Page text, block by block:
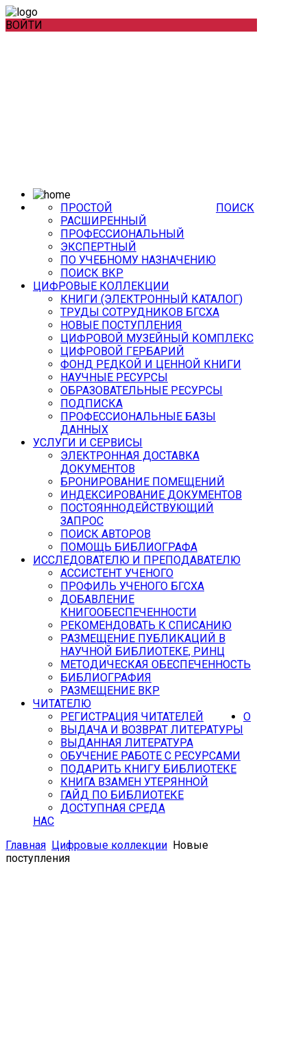
ВОЙТИ
ПОИСК
ПРОСТОЙ
РАСШИРЕННЫЙ
ПРОФЕССИОНАЛЬНЫЙ
ЭКСПЕРТНЫЙ
ПО УЧЕБНОМУ НАЗНАЧЕНИЮ
ПОИСК ВКР
ЦИФРОВЫЕ КОЛЛЕКЦИИ
КНИГИ (ЭЛЕКТРОННЫЙ КАТАЛОГ)
ТРУДЫ СОТРУДНИКОВ БГСХА
НОВЫЕ ПОСТУПЛЕНИЯ
ЦИФРОВОЙ МУЗЕЙНЫЙ КОМПЛЕКС
ЦИФРОВОЙ ГЕРБАРИЙ
ФОНД РЕДКОЙ И ЦЕННОЙ КНИГИ
НАУЧНЫЕ РЕСУРСЫ
ОБРАЗОВАТЕЛЬНЫЕ РЕСУРСЫ
ПОДПИСКА
ПРОФЕССИОНАЛЬНЫЕ БАЗЫ
ДАННЫХ
УСЛУГИ И СЕРВИСЫ
ЭЛЕКТРОННАЯ ДОСТАВКА
ДОКУМЕНТОВ
БРОНИРОВАНИЕ ПОМЕЩЕНИЙ
ИНДЕКСИРОВАНИЕ ДОКУМЕНТОВ
ПОСТОЯННОДЕЙСТВУЮЩИЙ
ЗАПРОС
ПОИСК АВТОРОВ
ПОМОЩЬ БИБЛИОГРАФА
ИССЛЕДОВАТЕЛЮ И ПРЕПОДАВАТЕЛЮ
АССИСТЕНТ УЧЕНОГО
ПРОФИЛЬ УЧЕНОГО БГСХА
ДОБАВЛЕНИЕ
КНИГООБЕСПЕЧЕННОСТИ
РЕКОМЕНДОВАТЬ К СПИСАНИЮ
РАЗМЕЩЕНИЕ ПУБЛИКАЦИЙ В
НАУЧНОЙ БИБЛИОТЕКЕ, РИНЦ
МЕТОДИЧЕСКАЯ ОБЕСПЕЧЕННОСТЬ
БИБЛИОГРАФИЯ
РАЗМЕЩЕНИЕ ВКР
ЧИТАТЕЛЮ
РЕГИСТРАЦИЯ ЧИТАТЕЛЕЙ
ВЫДАЧА И ВОЗВРАТ ЛИТЕРАТУРЫ
ВЫДАННАЯ ЛИТЕРАТУРА
ОБУЧЕНИЕ РАБОТЕ С РЕСУРСАМИ
ПОДАРИТЬ КНИГУ БИБЛИОТЕКЕ
КНИГА ВЗАМЕН УТЕРЯННОЙ
ГАЙД ПО БИБЛИОТЕКЕ
ДОСТУПНАЯ СРЕДА
О
НАС
Главная Цифровые коллекции Новые
поступления